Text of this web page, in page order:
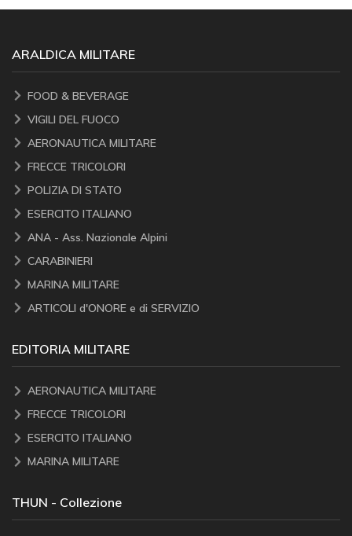
ARALDICA MILITARE
FOOD & BEVERAGE
VIGILI DEL FUOCO
AERONAUTICA MILITARE
FRECCE TRICOLORI
POLIZIA DI STATO
ESERCITO ITALIANO
ANA - Ass. Nazionale Alpini
CARABINIERI
MARINA MILITARE
ARTICOLI d'ONORE e di SERVIZIO
EDITORIA MILITARE
AERONAUTICA MILITARE
FRECCE TRICOLORI
ESERCITO ITALIANO
MARINA MILITARE
THUN - Collezione